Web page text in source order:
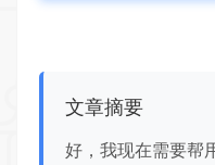
文章摘要
好，我现在需要帮